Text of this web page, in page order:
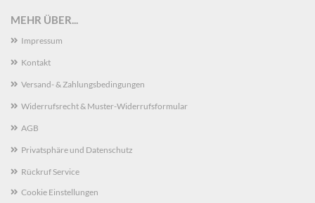
MEHR ÜBER...
Impressum
Kontakt
Versand- & Zahlungsbedingungen
Widerrufsrecht & Muster-Widerrufsformular
AGB
Privatsphäre und Datenschutz
Rückruf Service
Cookie Einstellungen